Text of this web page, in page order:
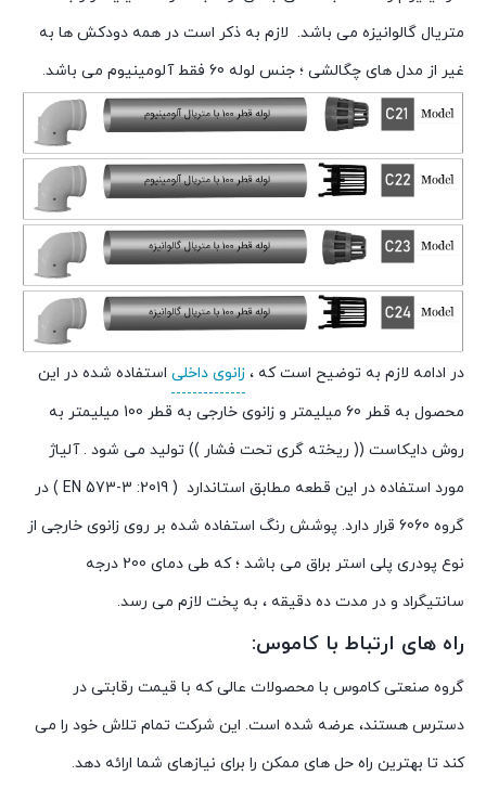
متریال گالوانیزه می باشد. لازم به ذکر است در همه دودکش ها به
غیر از مدل های چگالشی ؛ جنس لوله 60 فقط آلومینیوم می باشد.
در ادامه لازم به توضیح است که ، زانوی داخلی استفاده شده در این
محصول به قطر میلیمتر و زانوی خارجی به قطر میلیمتر به
روش دایکاست (( ریخته گری تحت فشار )) تولید می شود .آلیاژ
مورد استفاده در این قطعه مطابق استاندارد ( EN 573-3 :
2019 )
در
گروه
قرار دارد. پوشش رنگ استفاده شده بر روی زانوی خارجی از
نوع پودری پلی استر براق می باشد ؛که طی دمای
درجه
سانتیگراد و در مدت ده دقیقه ، به پخت لازم می رسد.
راه های ارتباط با کاموس:
گروه صنعتی کاموس با محصولات عالی که با قیمت رقابتی در
دسترس هستند، عرضه شده است. این شرکت تمام تلاش خود را می
کند تا بهترین راه حل های ممکن را برای نیازهای شما ارائه دهد.